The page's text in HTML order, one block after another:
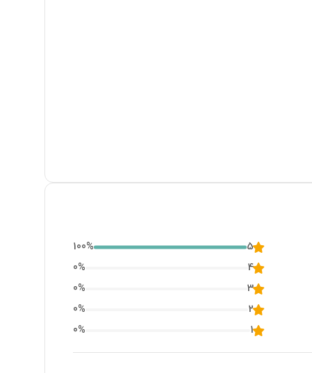
5
100%
4
0%
3
0%
2
0%
1
0%